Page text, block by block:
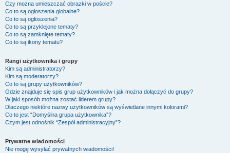
Czy można umieszczać obrazki w poście?
Co to są ogłoszenia globalne?
Co to są ogłoszenia?
Co to są przyklejone tematy?
Co to są zamknięte tematy?
Co to są ikony tematu?
Rangi użytkownika i grupy
Kim są administratorzy?
Kim są moderatorzy?
Co to są grupy użytkowników?
Gdzie znajduje się spis grup użytkowników i jak można dołączyć do grupy?
W jaki sposób można zostać liderem grupy?
Dlaczego niektóre nazwy użytkowników są wyświetlane innymi kolorami?
Co to jest “Domyślna grupa użytkownika”?
Czym jest odnośnik “Zespół administracyjny”?
Prywatne wiadomości
Nie mogę wysyłać prywatnych wiadomości!